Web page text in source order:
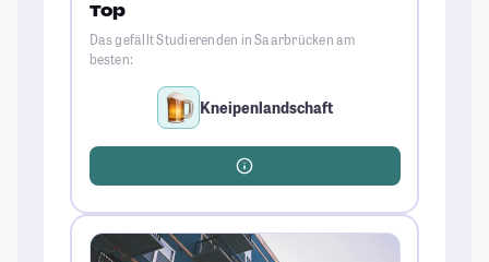
Top
Das gefällt Studierenden in Saarbrücken am
besten:
Kneipenlandschaft